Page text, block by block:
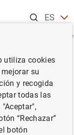
ESEN
de
utiliza cookies
su
y recogida
todas las
“Rechazar”
botón